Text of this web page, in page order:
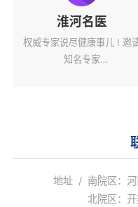
淮河名医
权威专家说尽健康事儿 ! 邀
知名专家
地址 / 南院区：河
北院区：